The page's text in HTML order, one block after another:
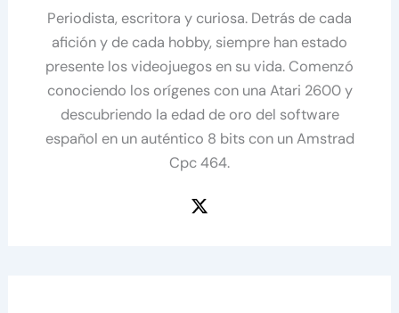
Periodista, escritora y curiosa. Detrás de cada
afición y de cada hobby, siempre han estado
presente los videojuegos en su vida. Comenzó
conociendo los orígenes con una Atari 2600 y
descubriendo la edad de oro del software
español en un auténtico 8 bits con un Amstrad
Cpc 464.